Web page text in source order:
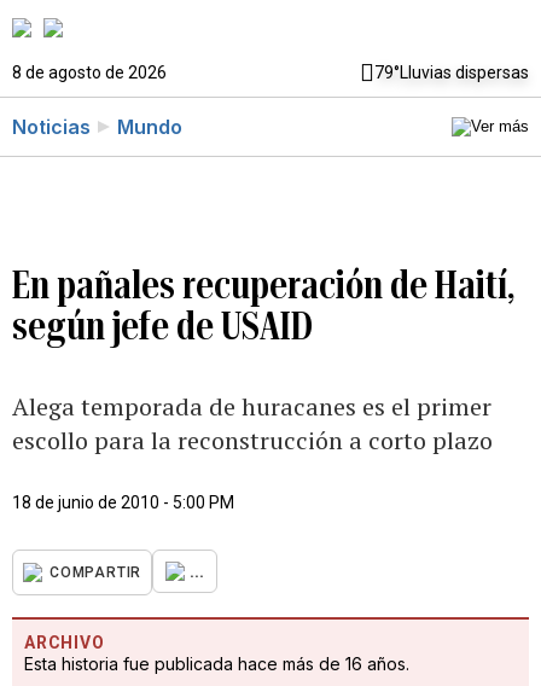
8 de agosto de 2026 79°Lluvias dispersas
Noticias Mundo
En pañales recuperación de Haití,
según jefe de USAID
Alega temporada de huracanes es el primer
escollo para la reconstrucción a corto plazo
18 de junio de 2010 - 5:00 PM
COMPARTIR ...
ARCHIVO
Esta historia fue publicada hace más de 16 años.